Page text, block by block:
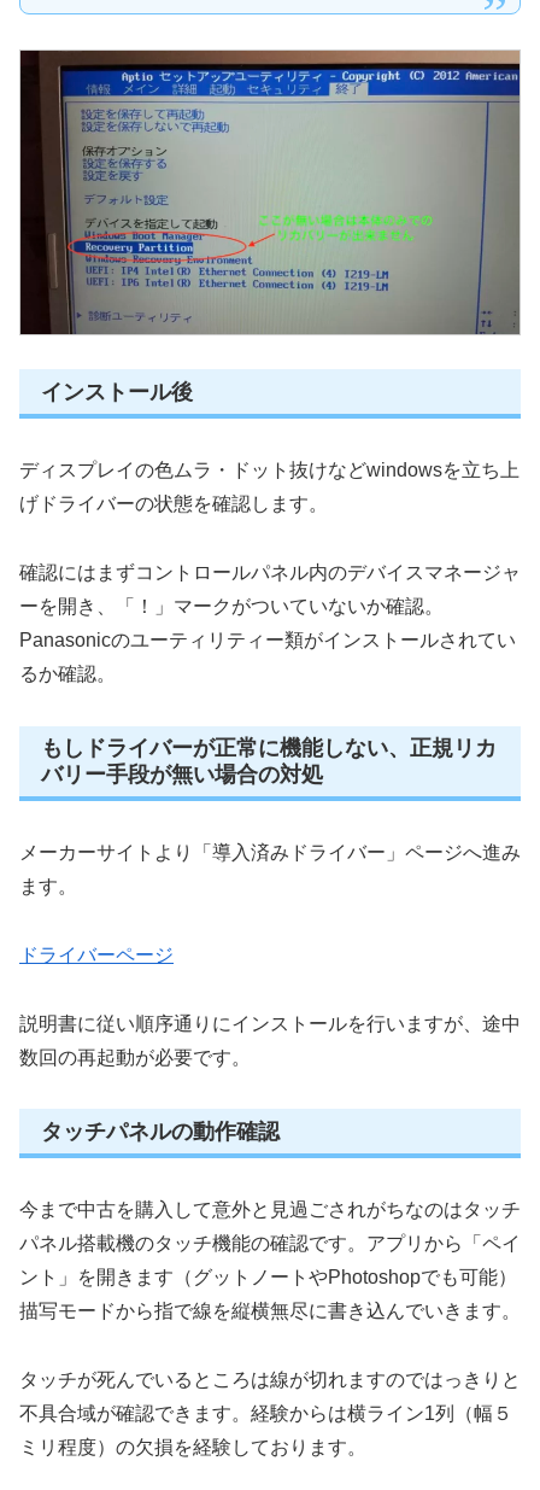
インストール後
ディスプレイの色ムラ・ドット抜けなどwindowsを立ち上
げドライバーの状態を確認します。
確認にはまずコントロールパネル内のデバイスマネージャ
ーを開き、「！」マークがついていないか確認。
Panasonicのユーティリティー類がインストールされてい
るか確認。
もしドライバーが正常に機能しない、正規リカ
バリー手段が無い場合の対処
メーカーサイトより「導入済みドライバー」ページへ進み
ます。
ドライバーページ
説明書に従い順序通りにインストールを行いますが、途中
数回の再起動が必要です。
タッチパネルの動作確認
今まで中古を購入して意外と見過ごされがちなのはタッチ
パネル搭載機のタッチ機能の確認です。アプリから「ペイ
ント」を開きます（グットノートやPhotoshopでも可能）
描写モードから指で線を縦横無尽に書き込んでいきます。
タッチが死んでいるところは線が切れますのではっきりと
不具合域が確認できます。経験からは横ライン1列（幅５
ミリ程度）の欠損を経験しております。